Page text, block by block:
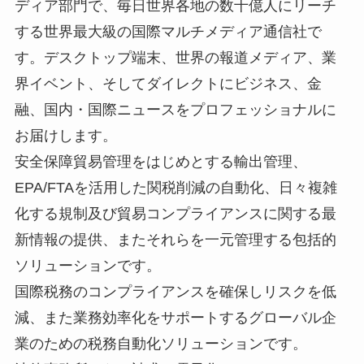
ディア部門で、毎日世界各地の数十億人にリーチ
する世界最大級の国際マルチメディア通信社で
す。デスクトップ端末、世界の報道メディア、業
界イベント、そしてダイレクトにビジネス、金
融、国内・国際ニュースをプロフェッショナルに
お届けします。
安全保障貿易管理をはじめとする輸出管理、
EPA/FTAを活用した関税削減の自動化、日々複雑
化する規制及び貿易コンプライアンスに関する最
新情報の提供、またそれらを一元管理する包括的
ソリューションです。
国際税務のコンプライアンスを確保しリスクを低
減、また業務効率化をサポートするグローバル企
業のための税務自動化ソリューションです。